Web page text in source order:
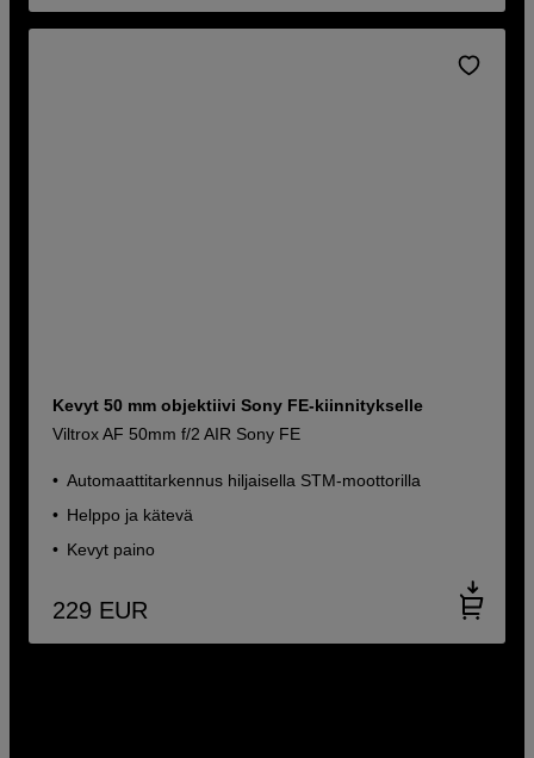
Kevyt 50 mm objektiivi Sony FE-kiinnitykselle
Viltrox AF 50mm f/2 AIR Sony FE
Automaattitarkennus hiljaisella STM-moottorilla
Helppo ja kätevä
Kevyt paino
229 EUR